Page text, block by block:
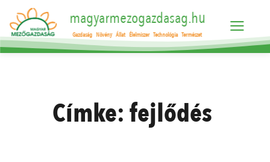
magyarmezogazdasag.hu
Gazdaság Növény Állat Élelmiszer Technológia Természet
Címke:fejlődés